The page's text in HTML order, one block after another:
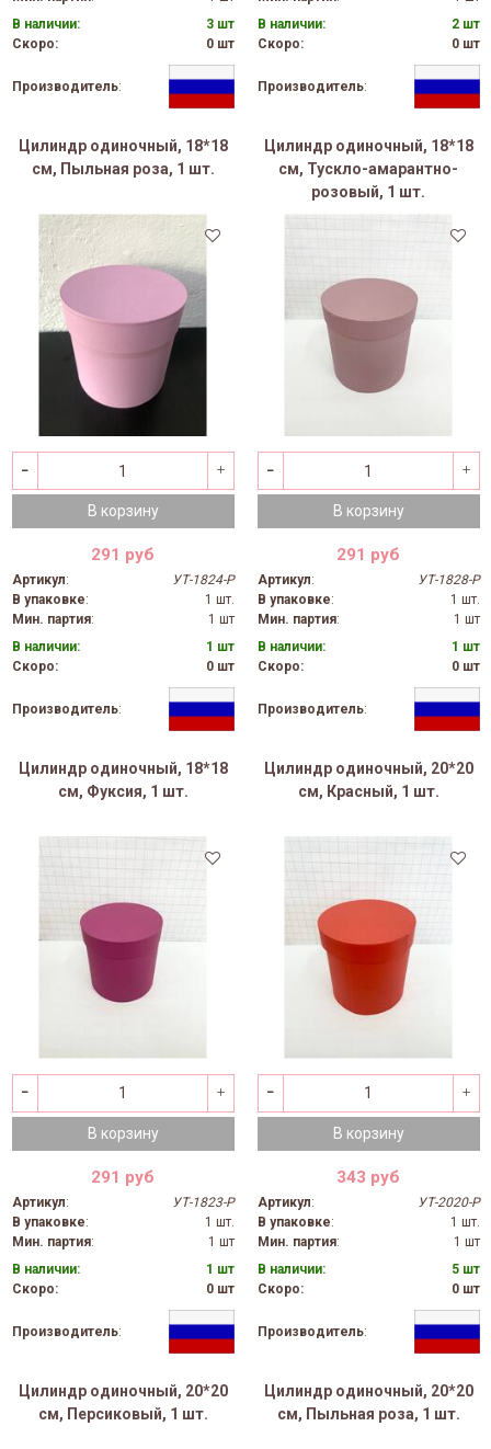
В наличии:
3 шт
Скоро:
0 шт
Производитель:
В наличии:
2 шт
Скоро:
0 шт
Производитель:
Цилиндр одиночный, 18*18
см, Пыльная роза, 1 шт.
В корзину
291 руб
Артикул:
УТ-1824-Р
В упаковке:
1 шт.
Мин. партия:
1 шт
В наличии:
1 шт
Скоро:
0 шт
Производитель:
Цилиндр одиночный, 18*18
см, Тускло-амарантно-
розовый, 1 шт.
В корзину
291 руб
Артикул:
УТ-1828-Р
В упаковке:
1 шт.
Мин. партия:
1 шт
В наличии:
1 шт
Скоро:
0 шт
Производитель:
Цилиндр одиночный, 18*18
см, Фуксия, 1 шт.
В корзину
291 руб
Артикул:
УТ-1823-Р
В упаковке:
1 шт.
Мин. партия:
1 шт
В наличии:
1 шт
Скоро:
0 шт
Производитель:
Цилиндр одиночный, 20*20
см, Красный, 1 шт.
В корзину
343 руб
Артикул:
УТ-2020-Р
В упаковке:
1 шт.
Мин. партия:
1 шт
В наличии:
5 шт
Скоро:
0 шт
Производитель:
Цилиндр одиночный, 20*20
см, Персиковый, 1 шт.
Цилиндр одиночный, 20*20
см, Пыльная роза, 1 шт.